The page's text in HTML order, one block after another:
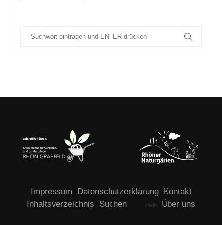
Impressum Datenschutzerklärung
Kontakt
Inhaltsverzeichnis
Suchen intern Über uns